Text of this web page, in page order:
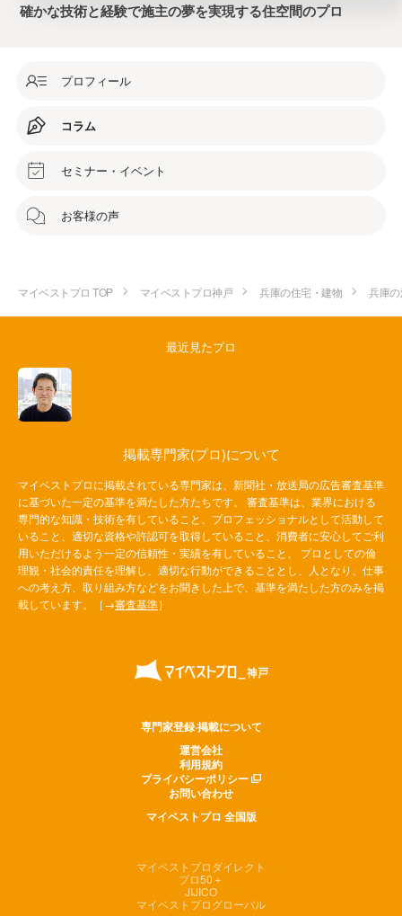
確かな技術と経験で施主の夢を実現する住空間のプロ
プロフィール
コラム
セミナー・イベント
お客様の声
マイベストプロ TOP マイベストプロ神戸 兵庫の住宅・建物 兵庫
最近見たプロ
掲載専門家(プロ)について
マイベストプロに掲載されている専門家は、新聞社・放送局の広告審査基準
に基づいた一定の基準を満たした方たちです。 審査基準は、業界における
専門的な知識・技術を有していること、プロフェッショナルとして活動して
いること、適切な資格や許認可を取得していること、消費者に安心してご利
用いただけるよう一定の信頼性・実績を有していること、 プロとしての倫
理観・社会的責任を理解し、適切な行動ができることとし、人となり、仕事
への考え方、取り組み方などをお聞きした上で、基準を満たした方のみを掲
載しています。［→審査基準］
専門家登録·掲載について
運営会社
利用規約
プライバシーポリシー
お問い合わせ
マイベストプロ 全国版
マイベストプロダイレクト
プロ50＋
JIJICO
マイベストプログローバル